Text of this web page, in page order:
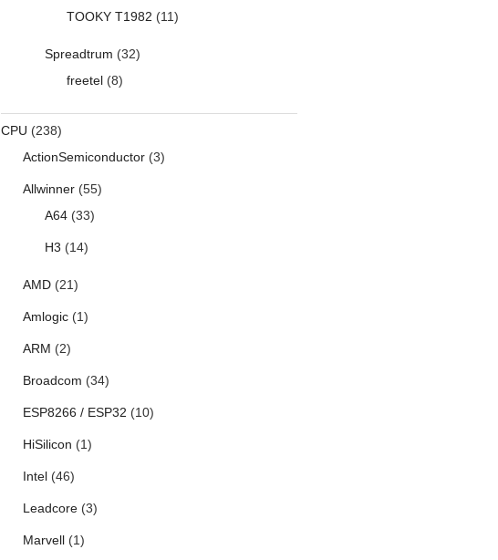
TOOKY T1982 (11)
Spreadtrum (32)
freetel(8)
CPU (238)
ActionSemiconductor(3)
Allwinner(55)
A64(33)
H3 (14)
AMD(21)
Amlogic(1)
ARM (2)
Broadcom (34)
ESP8266 / ESP32 (10)
HiSilicon (1)
Intel(46)
Leadcore(3)
Marvell(1)